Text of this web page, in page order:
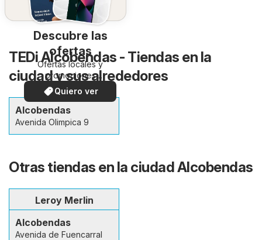
Descubre las
ofertas
Ofertas locales y
promociones
especiales.
Quiero ver
TEDi Alcobendas - Tiendas en la
ciudad y sus alrededores
Alcobendas
Avenida Olimpica 9
Otras tiendas en la ciudad Alcobendas
Leroy Merlin
Alcobendas
Avenida de Fuencarral